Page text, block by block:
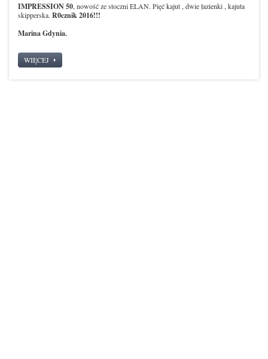
IMPRESSION 50, nowość ze stoczni ELAN. Pięć kajut , dwie łazienki , kajuta
skipperska. R0cznik 2016!!!
Marina Gdynia.
WIĘCEJ